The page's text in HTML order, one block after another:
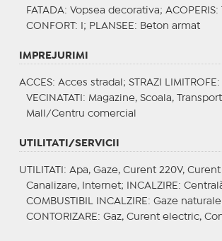
FATADA: Vopsea decorativa; ACOPERIS:
CONFORT : I; PLANSEE : Beton armat
IMPREJURIMI
ACCES: Acces stradal; STRAZI LIMITROFE :
VECINATATI : Magazine, Scoala,
Mall/Centru comercial
UTILITATI/SERVICII
UTILITATI : Apa, Gaze, Curent 220V, Curent
Canalizare, Internet;
INCALZIRE :
COMBUSTIBIL INCALZIRE : Gaze
CONTORIZARE : Gaz, Curent electric,